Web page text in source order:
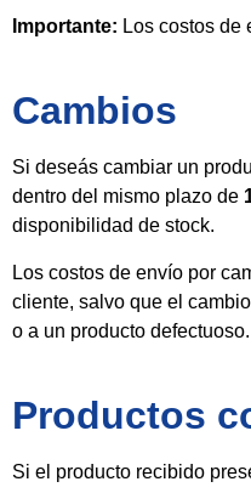
Importante: Los costos de
Cambios
Si deseás cambiar un
dentro del mismo plazo de
disponibilidad de stock.
Los costos de envío por
cliente, salvo que el
o a un producto defectuoso.
Productos
Si el producto recibido